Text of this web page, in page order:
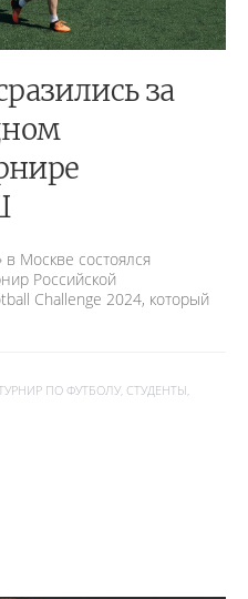
за
Москве состоялся
Российской
Challenge 2024, который
ПО ФУТБОЛУ СТУДЕНТЫ